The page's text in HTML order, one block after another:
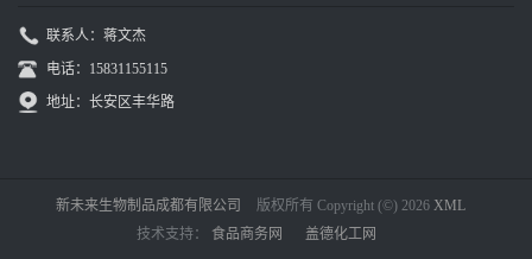
联系人：蒋文杰
电话：15831155115
地址：长安区丰华路
新未来生物制品成都有限公司 版权所有 Copyright (©) 2026 XML
技术支持： 食品商务网 盖德化工网